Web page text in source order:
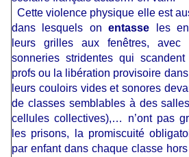
Cette violence physique elle est
dans lesquels onentasse les
leurs grilles aux fenêtres, avec
sonneries stridentes qui
profs ou la libération provisoire
leurs couloirs vides et sonores
de classes semblables à des
cellules collectives),… n’ont pas
les prisons, la promiscuité
par enfant dans chaque classe